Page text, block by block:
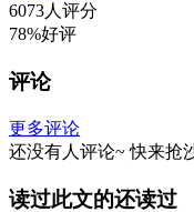
6073人评分
78%好评
评论
更多评论
还没有人评论~ 快来抢
读过此文的还读过